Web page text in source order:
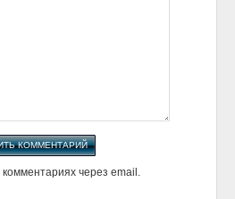
через email.